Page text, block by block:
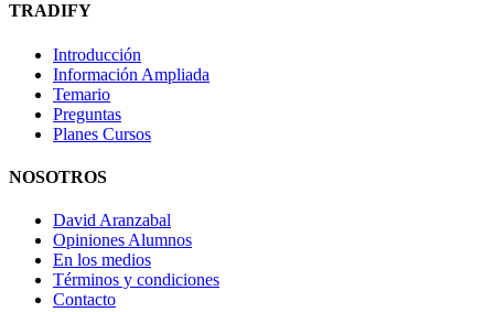
TRADIFY
Introducción
Información Ampliada
Temario
Preguntas
Planes Cursos
NOSOTROS
David Aranzabal
Opiniones Alumnos
En los medios
Términos y condiciones
Contacto